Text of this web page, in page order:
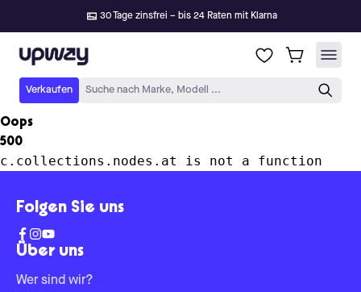
30 Tage zinsfrei – bis 24 Raten mit Klarna
Upway
Verkaufen Suche nach Marke, Modell ...
Oops
500
c.collections.nodes.at is not a function
Über uns
Wer sind wir?
Folgen Sie uns